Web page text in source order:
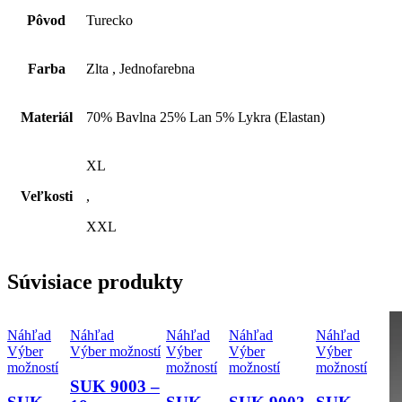
Pôvod Turecko
Farba Zlta , Jednofarebna
Materiál 70% Bavlna 25% Lan 5% Lykra (Elastan)
Veľkosti
XL
,
XXL
Súvisiace produkty
Náhľad
Výber
možnostíTento
produkt
Náhľad
Výber možnostíTento
produkt
SUK 9003 –
Náhľad
Výber
možnostíTento
Náhľad
Výber
možnostíTento
Náhľad
Výber
možnostíTento